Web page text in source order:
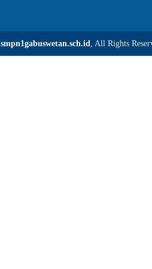
smpn1gabuswetan.sch.id, All Rights